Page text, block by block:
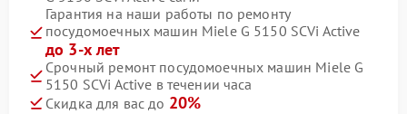
Гарантия на наши работы по ремонту
посудомоечных машин Miele G 5150 SCVi Active
до 3-х лет
Срочный ремонт посудомоечных машин Miele G
5150 SCVi Active в течении часа
Скидка для вас до 20%